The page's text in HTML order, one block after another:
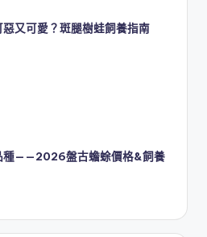
惡又可愛？斑腿樹蛙飼養指南
種——2026盤古蟾蜍價格&飼養